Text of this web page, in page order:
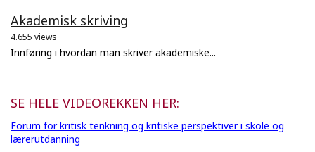
Akademisk skriving
4.655 views
Innføring i hvordan man skriver akademiske...
SE HELE VIDEOREKKEN HER:
Forum for kritisk tenkning og kritiske perspektiver i skole og
lærerutdanning